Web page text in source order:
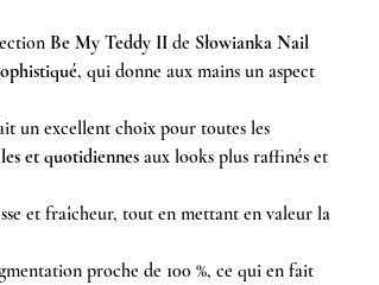
Be My Teddy II de Słowianka Nail
, qui donne aux mains un aspect
un excellent choix pour toutes les
et quotidiennes aux looks plus raffinés et
et fraîcheur, tout en mettant en valeur la
proche de 100 %, ce qui en fait